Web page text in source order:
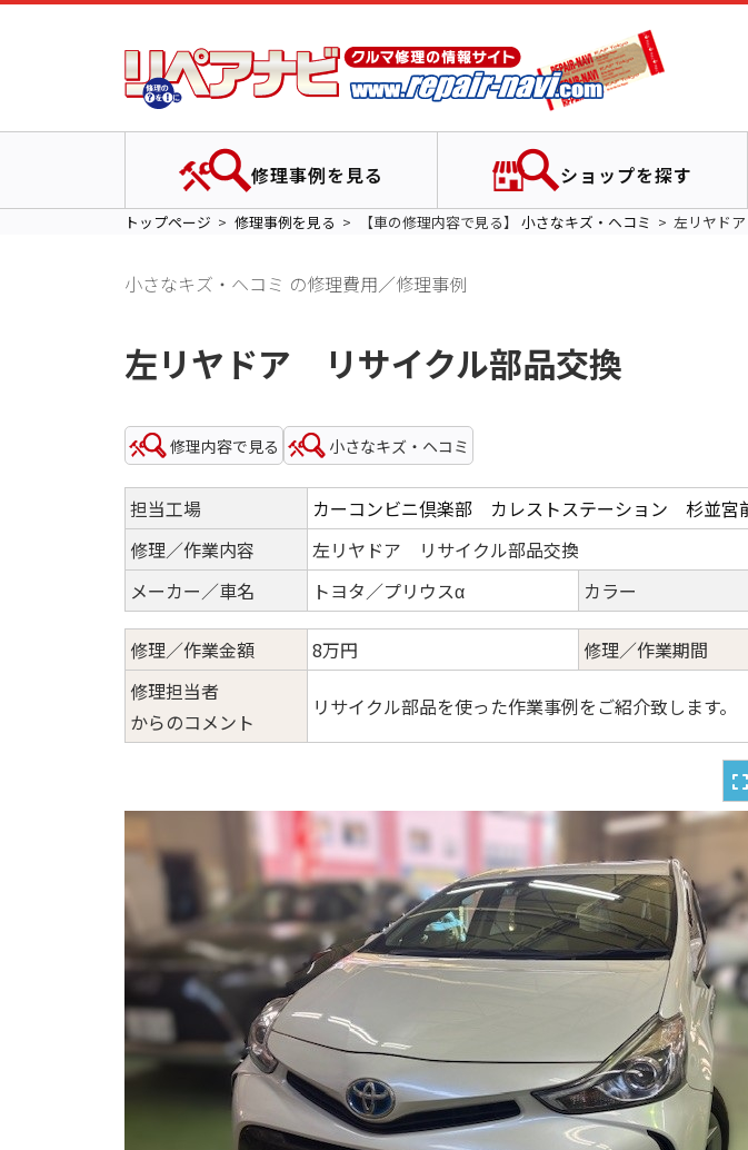
修理事例を見る ショップを探す
トップページ 修理事例を見る 【車の修理内容で見る】 小さなキズ・ヘコミ 左リヤド
小さなキズ・ヘコミ の修理費用／修理事例
左リヤドア リサイクル部品交換
修理内容で見る 小さなキズ・ヘコミ
担当工場
カーコンビニ倶楽部 カレストステーション 杉並宮
修理／作業内容
左リヤドア リサイクル部品交換
メーカー／車名
トヨタ／プリウスα カラー
修理／作業金額 8万円 修理／作業期間
修理担当者
からのコメント
リサイクル部品を使った作業事例をご紹介致します。